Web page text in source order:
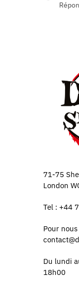
71-75
London
Tel : +44
Pour
Du lundi
18h00